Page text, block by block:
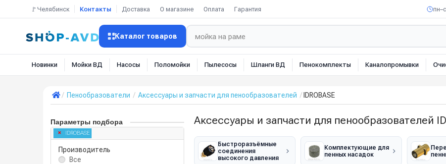
🚩Челябинск Контакты Доставка О магазине Оплата Гарантия
Каталог товаров
Новинки Мойки ВД Насосы Поломойки Пылесосы Шланги ВД Пенокомплекты Каналопромывки
Пенообразователи Аксессуары и запчасти для пенообразователей IDROBASE
Параметры подбора
IDROBASE
Производитель
Все
Аксессуары и запчасти для пенообразователей
Быстроразъёмные
соединения
высокого давления
Комплектующие для
пенных насадок